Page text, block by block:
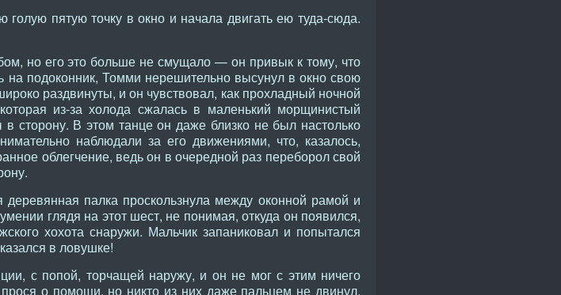
пятую точку в окно и начала двигать ею туда-сюда.
но его это больше не смущало — он привык к тому, что
на подоконник, Томми нерешительно высунул в окно свою
раздвинуты, и он чувствовал, как прохладный ночной
из-за холода сжалась в маленький морщинистый
сторону. В этом танце он даже близко не был настолько
наблюдали за его движениями, что, казалось,
облегчение, ведь он в очередной раз переборол свой
деревянная палка проскользнула между оконной рамой и
глядя на этот шест, не понимая, откуда он появился,
хохота снаружи. Мальчик запаниковал и попытался
в ловушке!
с попой, торчащей наружу, и он не мог с этим ничего
о помощи, но никто из них даже пальцем не двинул.